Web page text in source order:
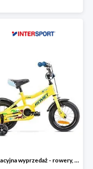
Wakacyjna wyprzedaż - rowery, odzież i akcesoria rowerowe w Intersport do -30%